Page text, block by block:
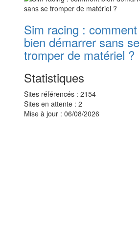
Sim racing : comment
bien démarrer sans se
tromper de matériel ?
Statistiques
Sites référencés : 2154
Sites en attente : 2
Mise à jour : 06/08/2026